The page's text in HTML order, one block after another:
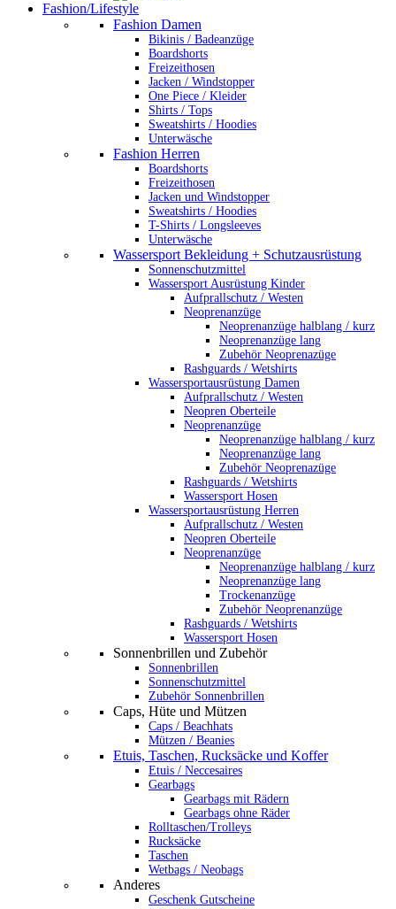
Fashion/Lifestyle
Fashion Damen
Bikinis / Badeanzüge
Boardshorts
Freizeithosen
Jacken / Windstopper
One Piece / Kleider
Shirts / Tops
Sweatshirts / Hoodies
Unterwäsche
Fashion Herren
Boardshorts
Freizeithosen
Jacken und Windstopper
Sweatshirts / Hoodies
T-Shirts / Longsleeves
Unterwäsche
Wassersport Bekleidung + Schutzausrüstung
Sonnenschutzmittel
Wassersport Ausrüstung Kinder
Aufprallschutz / Westen
Neoprenanzüge
Neoprenanzüge halblang / kurz
Neoprenanzüge lang
Zubehör Neoprenazüge
Rashguards / Wetshirts
Wassersportausrüstung Damen
Aufprallschutz / Westen
Neopren Oberteile
Neoprenanzüge
Neoprenanzüge halblang / kurz
Neoprenanzüge lang
Zubehör Neoprenazüge
Rashguards / Wetshirts
Wassersport Hosen
Wassersportausrüstung Herren
Aufprallschutz / Westen
Neopren Oberteile
Neoprenanzüge
Neoprenanzüge halblang / kurz
Neoprenanzüge lang
Trockenanzüge
Zubehör Neoprenanzüge
Rashguards / Wetshirts
Wassersport Hosen
Sonnenbrillen und Zubehör
Sonnenbrillen
Sonnenschutzmittel
Zubehör Sonnenbrillen
Caps, Hüte und Mützen
Caps / Beachhats
Mützen / Beanies
Etuis, Taschen, Rucksäcke und Koffer
Etuis / Neccesaires
Gearbags
Gearbags mit Rädern
Gearbags ohne Räder
Rolltaschen/Trolleys
Rucksäcke
Taschen
Wetbags / Neobags
Anderes
Geschenk Gutscheine